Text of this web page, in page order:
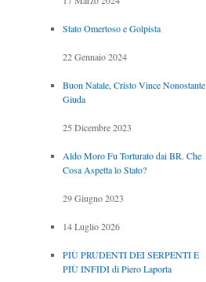
Stato Omertoso e Golpista
22 Gennaio 2024
Buon Natale, Cristo Vince Nonostante
Giuda
25 Dicembre 2023
Aldo Moro Fu Torturato dai BR. Che
Cosa Aspetta lo Stato?
29 Giugno 2023
14 Luglio 2026
PIÙ PRUDENTI DEI SERPENTI E
PIÙ INFIDI di Piero Laporta